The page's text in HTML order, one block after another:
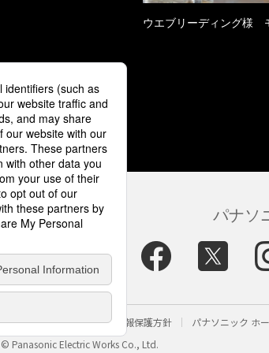
ウエブリーディング様
パナソ
クッキーポリシー 個人情報保護方針 パナソニック ホ
© Panasonic Electric Works Co., Ltd.